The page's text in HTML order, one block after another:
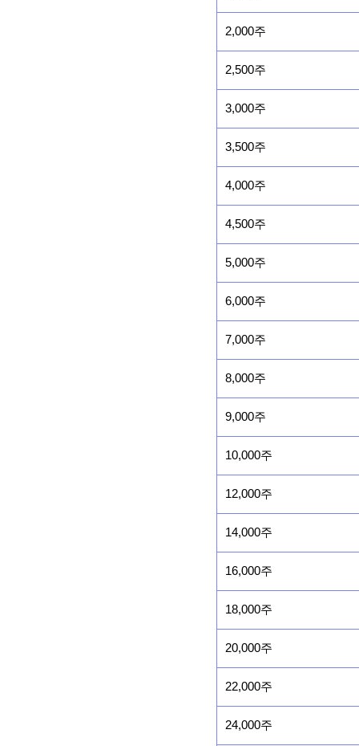
2,000주
2,500주
3,000주
3,500주
4,000주
4,500주
5,000주
6,000주
7,000주
8,000주
9,000주
10,000주
12,000주
14,000주
16,000주
18,000주
20,000주
22,000주
24,000주